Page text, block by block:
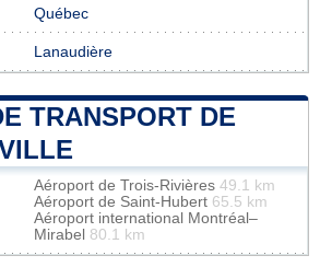
Québec
Lanaudière
TRANSPORT DE
Aéroport de Trois-Rivières 49.1 km
Aéroport de Saint-Hubert 65.5 km
Aéroport international Montréal–
Mirabel 80.1 km